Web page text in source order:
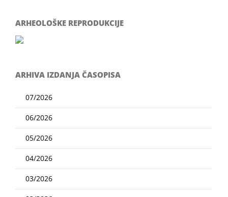
ARHEOLOŠKE REPRODUKCIJE
ARHIVA IZDANJA ČASOPISA
07/2026
06/2026
05/2026
04/2026
03/2026